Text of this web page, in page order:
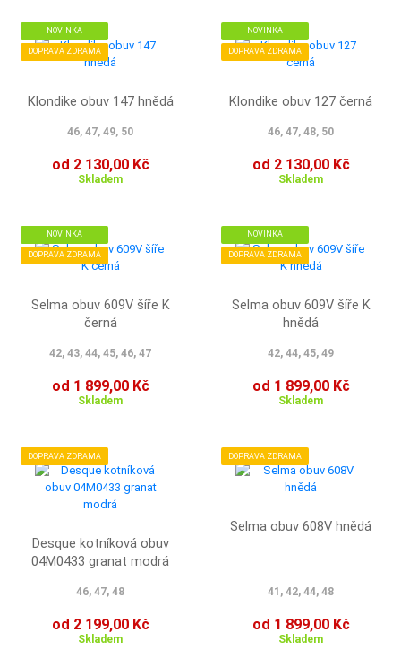
NOVINKA
DOPRAVA ZDRAMA
Klondike obuv 147 hnědá
46, 47, 49, 50
od 2 130,00 Kč
Skladem
NOVINKA
DOPRAVA ZDRAMA
Klondike obuv 127 černá
46, 47, 48, 50
od 2 130,00 Kč
Skladem
NOVINKA
DOPRAVA ZDRAMA
Selma obuv 609V šíře K
černá
42, 43, 44, 45, 46, 47
od 1 899,00 Kč
Skladem
NOVINKA
DOPRAVA ZDRAMA
Selma obuv 609V šíře K
hnědá
42, 44, 45, 49
od 1 899,00 Kč
Skladem
DOPRAVA ZDRAMA
Desque kotníková obuv
04M0433 granat modrá
46, 47, 48
od 2 199,00 Kč
Skladem
DOPRAVA ZDRAMA
Selma obuv 608V hnědá
41, 42, 44, 48
od 1 899,00 Kč
Skladem